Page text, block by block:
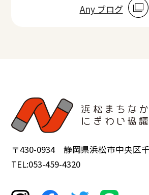
Any ブログ
〒430-0934 静岡県浜松市中央区
TEL:053-459-4320